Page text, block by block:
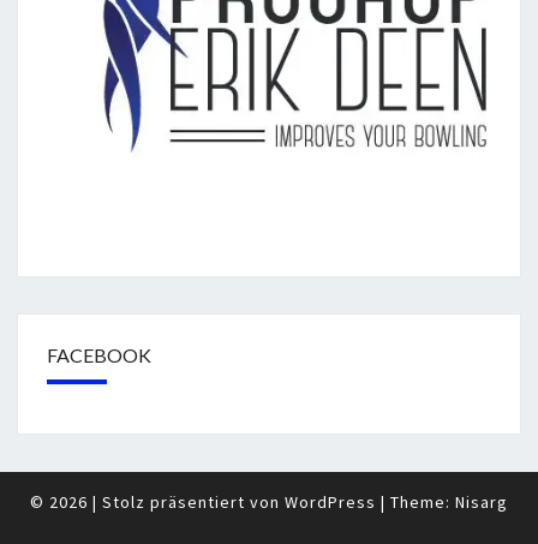
FACEBOOK
© 2026 | Stolz präsentiert von WordPress | Theme: Nisarg